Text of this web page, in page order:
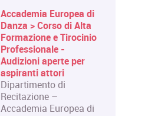
Accademia Europea di
Danza > Corso di Alta
Formazione e Tirocinio
Professionale -
Audizioni aperte per
aspiranti attori
Dipartimento di
Recitazione –
Accademia Europea di